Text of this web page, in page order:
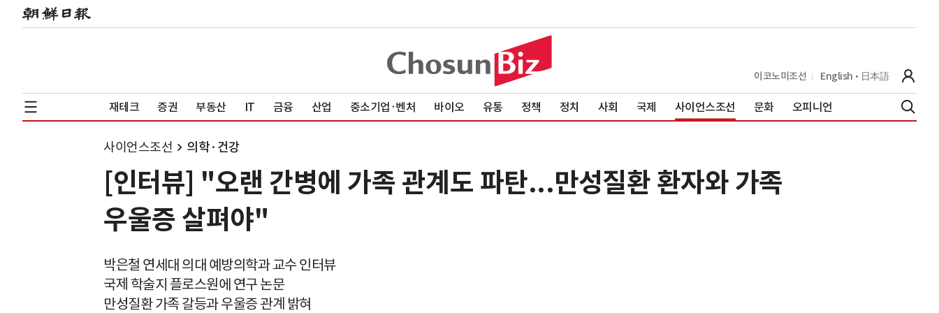
이코노미조선 English 日本語
재테크 증권 부동산 IT 금융 산업 중소기업·벤처 바이오 유통 정책 정치 사회 국제 사이언스조선 문화 오피니언
사이언스조선 의학·건강
[인터뷰] "오랜 간병에 가족 관계도 파탄...만성질환 환자와 가족
우울증 살펴야"
박은철 연세대 의대 예방의학과 교수 인터뷰
국제 학술지 플로스원에 연구 논문
만성질환 가족 갈등과 우울증 관계 밝혀